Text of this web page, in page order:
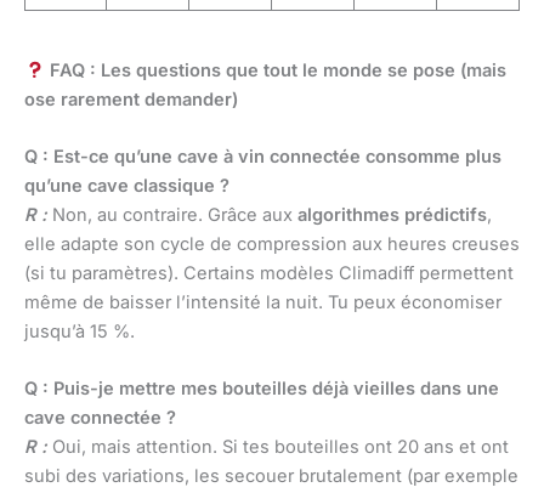
FAQ : Les questions que tout le monde se pose (mais
ose rarement demander)
Q : Est-ce qu’une cave à vin connectée consomme plus
qu’une cave classique ?
R : Non, au contraire. Grâce aux algorithmes prédictifs,
elle adapte son cycle de compression aux heures creuses
(si tu paramètres). Certains modèles Climadiff permettent
même de baisser l’intensité la nuit. Tu peux économiser
jusqu’à 15 %.
Q : Puis-je mettre mes bouteilles déjà vieilles dans une
cave connectée ?
R : Oui, mais attention. Si tes bouteilles ont 20 ans et ont
subi des variations, les secouer brutalement (par exemple